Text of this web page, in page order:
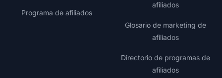
Programa de afiliados
afiliados
Glosario de marketing de
afiliados
Directorio de programas de
afiliados